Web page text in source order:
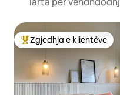
Më të mirat e zgjedhjeve
Zgjedhja e klientëve